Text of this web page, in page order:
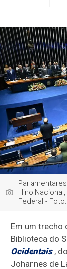
Hino
Federal -
Em um trecho
Biblioteca do
Ocidentais ,
Johannes de